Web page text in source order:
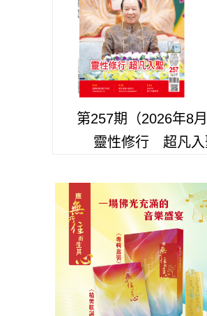
第257期（2026年8月
靈性修行 超凡入